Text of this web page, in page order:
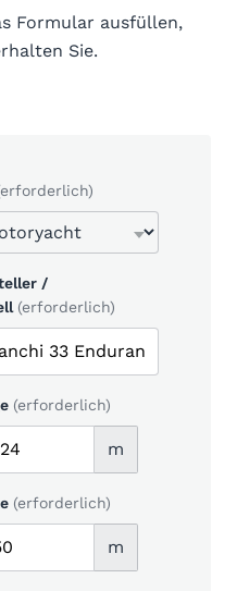
Formular ausfüllen,
Sie.
/
(erforderlich)
(erforderlich)
m
(erforderlich)
m